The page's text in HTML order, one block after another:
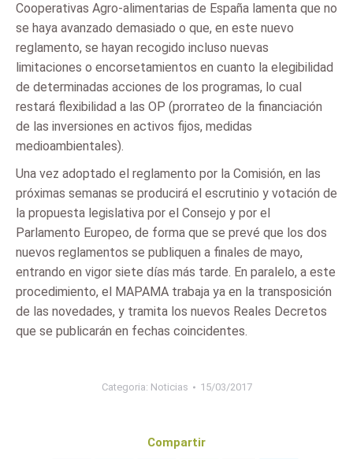
Cooperativas Agro-alimentarias de España lamenta que no
se haya avanzado demasiado o que, en este nuevo
reglamento, se hayan recogido incluso nuevas
limitaciones o encorsetamientos en cuanto la elegibilidad
de determinadas acciones de los programas, lo cual
restará flexibilidad a las OP (prorrateo de la financiación
de las inversiones en activos fijos, medidas
medioambientales).
Una vez adoptado el reglamento por la Comisión, en las
próximas semanas se producirá el escrutinio y votación de
la propuesta legislativa por el Consejo y por el
Parlamento Europeo, de forma que se prevé que los dos
nuevos reglamentos se publiquen a finales de mayo,
entrando en vigor siete días más tarde. En paralelo, a este
procedimiento, el MAPAMA trabaja ya en la transposición
de las novedades, y tramita los nuevos Reales Decretos
que se publicarán en fechas coincidentes.
Categoria: Noticias 15/03/2017
Compartir